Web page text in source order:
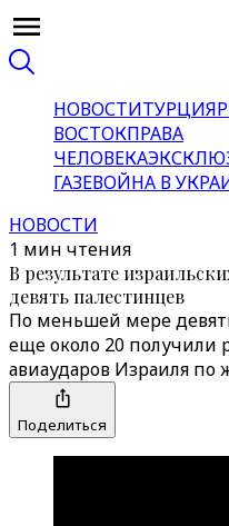
НОВОСТИТУРЦИЯ
ВОСТОКПРАВА
ЧЕЛОВЕКА
ГАЗЕВОЙНА В
НОВОСТИ
1 мин чтения
В результате
девять палестинцев
По меньшей мере
еще около 20 получили
авиаударов Израиля по
Поделиться